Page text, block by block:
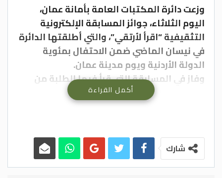
وزعت دائرة المكتبات العامة بأمانة عمان،
اليوم الثلاثاء، جوائز المسابقة الإلكترونية
التثقيفية “اقرأ لأرتقي”، والتي أطلقتها الدائرة
في نيسان الماضي ضمن الاحتفال بمئوية
الدولة الأردنية ويوم مدينة عمان.
وفاز في المسابقة التي قرأ فيها الطلبة من
الفئة العمرية 8 إلى 14 عاماً كتاب عمان
الإلكتروني عدد من المشاركين (جواد المكوع،
محمد محمود، مصعب الشهوان).
وقال مدير المكتبات ثامر الشوبكي، إن
المسابقة تهدف إلى العمل على نشر الوعي
أكمل القراءة
شارك